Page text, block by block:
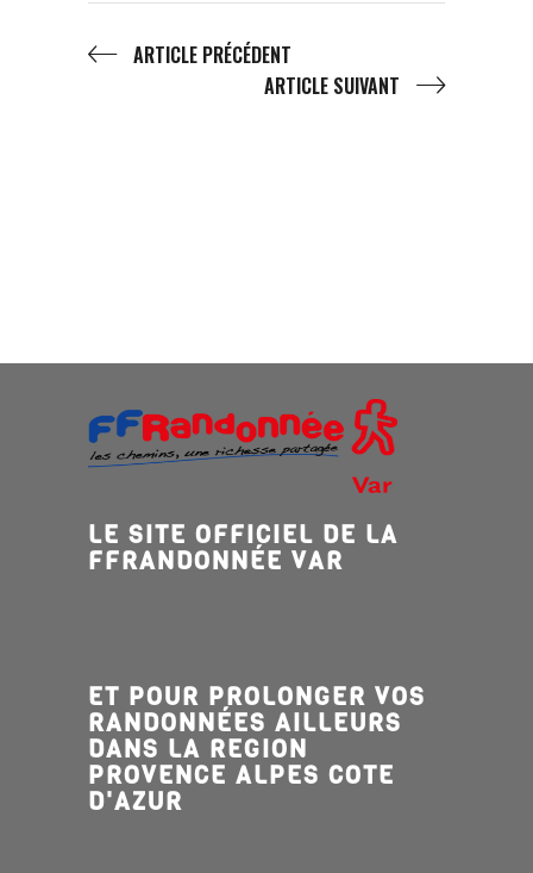
ARTICLE PRÉCÉDENT
ARTICLE SUIVANT
LE SITE OFFICIEL DE LA
FFRANDONNÉE VAR
ET POUR PROLONGER VOS
RANDONNÉES AILLEURS
DANS LA REGION
PROVENCE ALPES COTE
D'AZUR